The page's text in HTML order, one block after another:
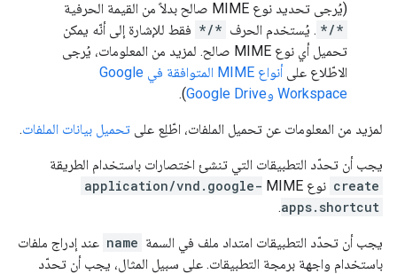
(يُرجى تحديد نوع MIME صالح بدلاً من القيمة الحرفية
*/* . يُستخدم الحرف */* فقط للإشارة إلى أنّه يمكن
تحميل أي نوع MIME صالح. لمزيد من المعلومات، يُرجى
الاطّلاع على
أنواع MIME المتوافقة في Google
Workspace وGoogle Drive
).
لمزيد من المعلومات عن تحميل الملفات، اطّلِع على تحميل بيانات الملفات.
يجب أن تحدّد التطبيقات التي تنشئ اختصارات باستخدام الطريقة
create نوع MIME
application/vnd.google-
apps.shortcut
.
يجب أن تحدّد التطبيقات امتداد ملف في السمة name عند إدراج ملفات
باستخدام واجهة برمجة التطبيقات. على سبيل المثال، يجب أن تحدّد